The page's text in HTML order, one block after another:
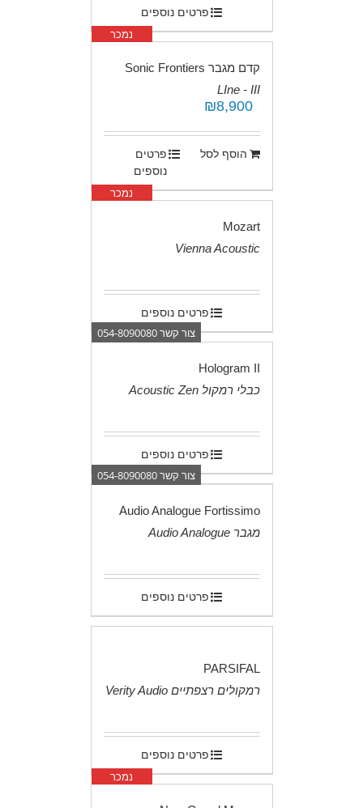
פרטים נוספים
נמכר
קדם מגבר Sonic Frontiers
LIne - III
₪8,900
הוסף לסל
פרטים
נוספים
נמכר
Mozart
Vienna Acoustic
פרטים נוספים
צור קשר 054-8090080
Hologram II
כבלי רמקול Acoustic Zen
פרטים נוספים
צור קשר 054-8090080
Audio Analogue Fortissimo
מגבר Audio Analogue
פרטים נוספים
PARSIFAL
רמקולים רצפתיים Verity Audio
פרטים נוספים
נמכר